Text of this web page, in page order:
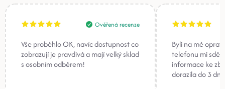
Ověřená recenze
Vše proběhlo OK, navíc dostupnost co
zobrazují je pravdivá a mají velký sklad
s osobním odběrem!
Byli na mě
telefonu mi
informace ke
dorazila do 3